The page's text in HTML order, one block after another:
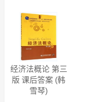
经济法概论 第三
版 课后答案 (韩
雪琴)